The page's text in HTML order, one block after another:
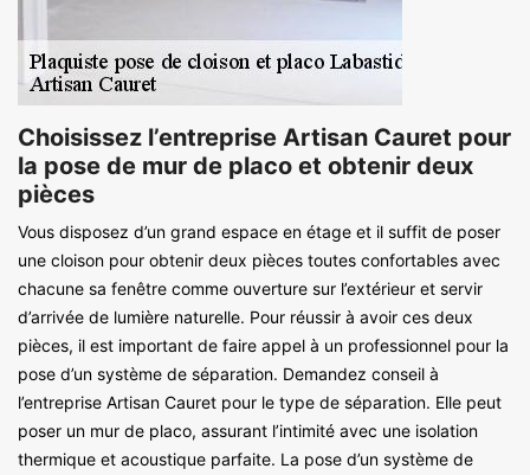
Choisissez l’entreprise Artisan Cauret pour
la pose de mur de placo et obtenir deux
pièces
Vous disposez d’un grand espace en étage et il suffit de poser
une cloison pour obtenir deux pièces toutes confortables avec
chacune sa fenêtre comme ouverture sur l’extérieur et servir
d’arrivée de lumière naturelle. Pour réussir à avoir ces deux
pièces, il est important de faire appel à un professionnel pour la
pose d’un système de séparation. Demandez conseil à
l’entreprise Artisan Cauret pour le type de séparation. Elle peut
poser un mur de placo, assurant l’intimité avec une isolation
thermique et acoustique parfaite. La pose d’un système de